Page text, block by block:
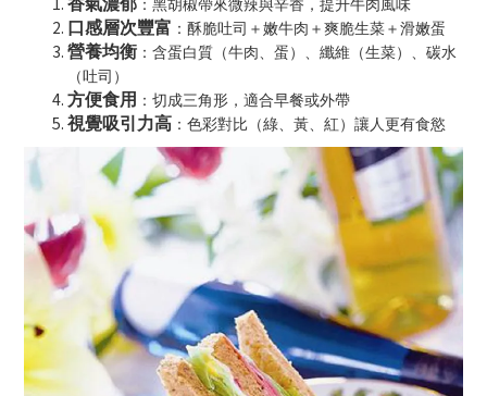
：黑胡椒帶來微辣與辛香，提升牛肉風味
口感層次豐富 ：酥脆吐司＋嫩牛肉＋爽脆生菜＋滑嫩蛋
營養均衡 ：含蛋白質（牛肉、蛋）、纖維（生菜）、碳水
（吐司）
方便食用 ：切成三角形，適合早餐或外帶
視覺吸引力高 ：色彩對比（綠、黃、紅）讓人更有食慾